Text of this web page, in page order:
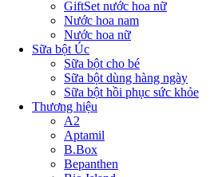
GiftSet nước hoa nữ
Nước hoa nam
Nước hoa nữ
Sữa bột Úc
Sữa bột cho bé
Sữa bột dùng hàng ngày
Sữa bột hồi phục sức khỏe
Thương hiệu
A2
Aptamil
B.Box
Bepanthen